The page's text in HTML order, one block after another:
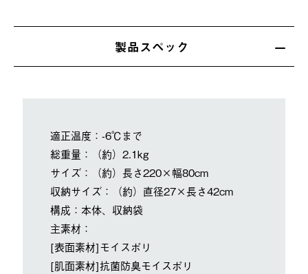
製品スペック
適正温度：-6℃まで
総重量：（約）2.1kg
サイズ：（約）長さ220×幅80cm
収納サイズ：（約）直径27×長さ42cm
構成：本体、収納袋
主素材：
[表面素材]モイスポリ
[肌面素材]抗菌防臭モイスポリ